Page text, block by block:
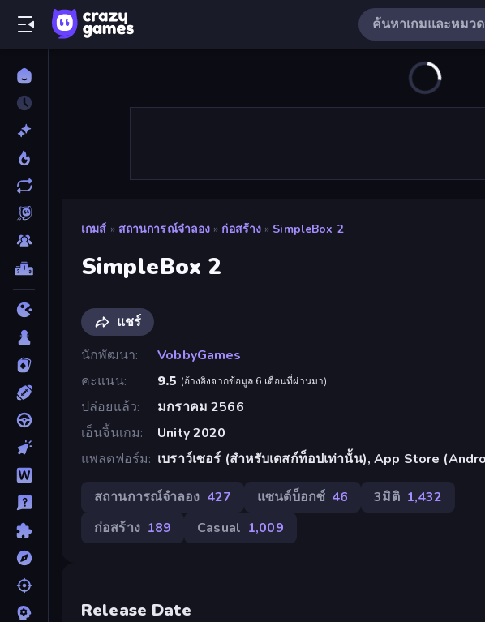
เกมส์ » สถานการณ์จำลอง » ก่อสร้าง » SimpleBox 2
SimpleBox 2
แชร์
นักพัฒนา
VobbyGames
คะแนน
9.5 (อ้างอิงจากข้อมูล 6 เดือนที่ผ่านมา)
ปล่อยแล้ว
มกราคม 2566
เอ็นจิ้นเกม
Unity 2020
แพลตฟอร์ม
เบราว์เซอร์ (สำหรับเดสก์ท็อปเท่านั้น), App Store
สถานการณ์จำลอง 427 แซนด์บ็อกซ์ 46 3มิติ 1,432
ก่อสร้าง 189 Casual 1,009
Release Date